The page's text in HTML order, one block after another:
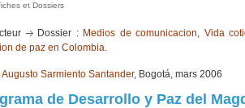
et Dossiers
Dossier : Medios de comunicacion, Vida
de paz en Colombia.
Augusto Sarmiento Santander, Bogotá, mars 2006
de Desarrollo y Paz del